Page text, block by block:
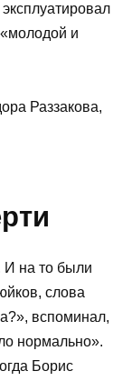
и
Раззакова,
И на то были
слова
вспоминал,
нормально».
Борис